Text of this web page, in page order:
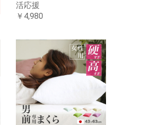
活応援
￥4,980